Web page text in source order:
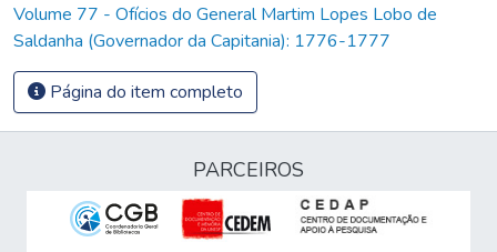
Volume 77 - Ofícios do General Martim Lopes Lobo de
Saldanha (Governador da Capitania): 1776-1777
Página do item completo
PARCEIROS